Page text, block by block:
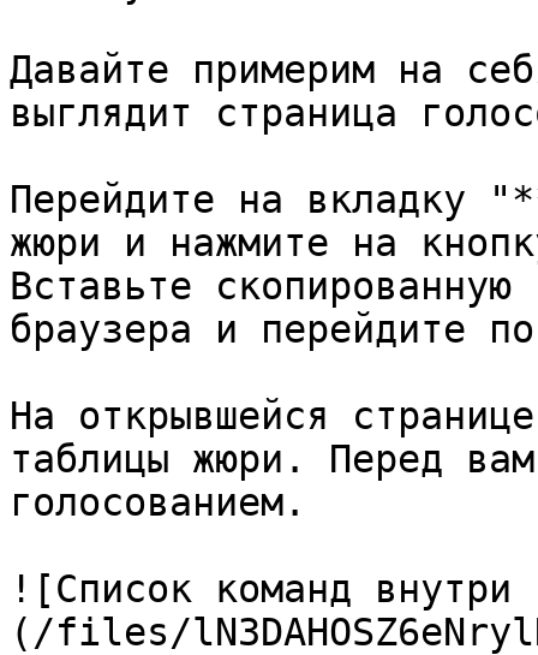
Давайте примерим на
выглядит страница
Перейдите на вкладку
жюри и нажмите на
Вставьте
браузера и перейдите
На открывшейся
таблицы жюри. Перед
голосованием.
![Список команд внутри
(/files/